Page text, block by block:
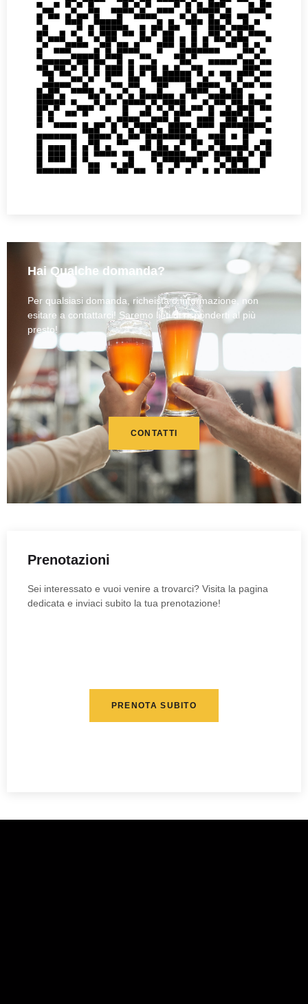
Hai Qualche domanda?
Per qualsiasi domanda, richeista o informazione, non
esitare a contattarci! Saremo lieti di risponderti al più
presto!
CONTATTI
Prenotazioni
Sei interessato e vuoi venire a trovarci? Visita la pagina
dedicata e inviaci subito la tua prenotazione!
PRENOTA SUBITO